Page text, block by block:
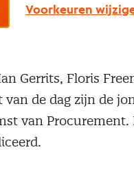
van de Broek
Gerrits, Floris
van de dag zijn de
van Procurement.
Voorkeuren